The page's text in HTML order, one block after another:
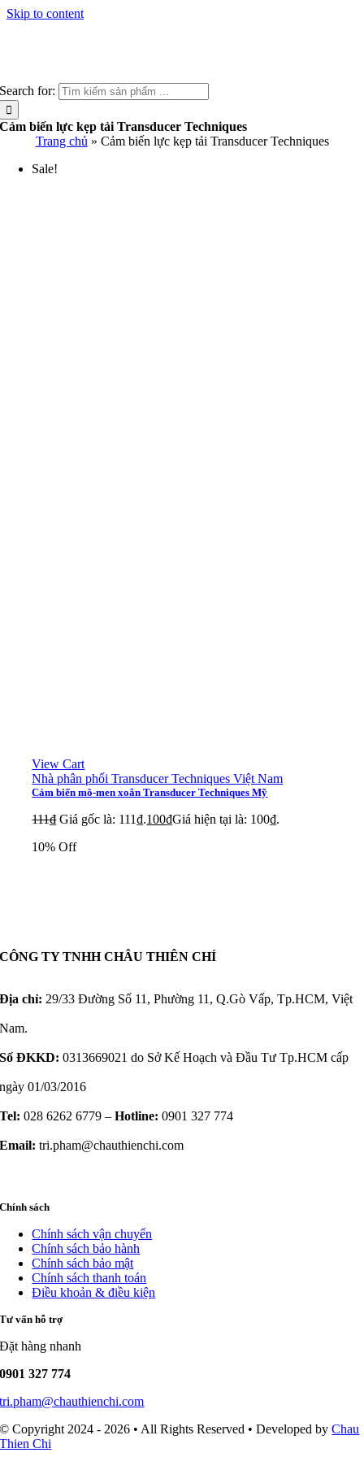
Skip to content
Search for:
Cảm biến lực kẹp tải Transducer Techniques
Trang chủ » Cảm biến lực kẹp tải Transducer Techniques
Sale!
View Cart
Nhà phân phối Transducer Techniques Việt Nam
Cảm biến mô-men xoắn Transducer Techniques Mỹ
111₫ Giá gốc là: 111₫.100₫Giá hiện tại là: 100₫.
10% Off
CÔNG TY TNHH CHÂU THIÊN CHÍ
Địa chỉ: 29/33 Đường Số 11, Phường 11, Q.Gò Vấp, Tp.HCM, Việt
Nam.
Số ĐKKD: 0313669021 do Sở Kế Hoạch và Đầu Tư Tp.HCM cấp
ngày 01/03/2016
Tel: 028 6262 6779 –Hotline: 0901 327 774
Email: tri.pham@chauthienchi.com
Chính sách
Chính sách vận chuyển
Chính sách bảo hành
Chính sách bảo mật
Chính sách thanh toán
Điều khoản & điều kiện
Tư vấn hỗ trợ
Đặt hàng nhanh
0901 327 774
tri.pham@chauthienchi.com
© Copyright 2024 - 2026 • All Rights Reserved • Developed byChau
Thien Chi